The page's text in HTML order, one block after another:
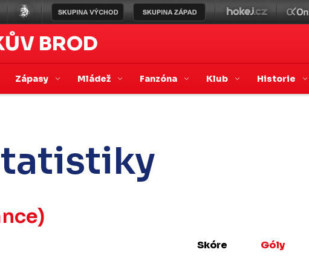
BROD
Zápasy Mládež Fanzóna Klub Historie
Skóre Góly